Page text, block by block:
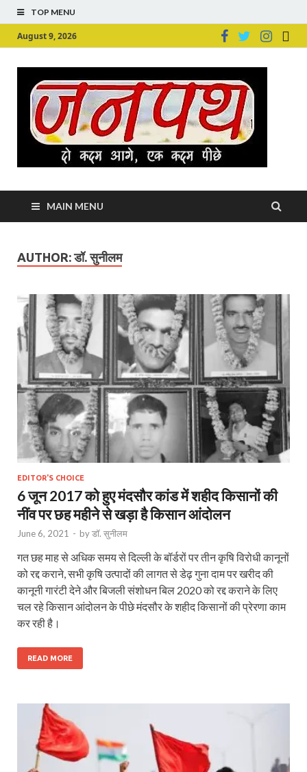
TOP MENU
August 9, 2026
MAIN MENU
AUTHOR:डॉ. सुनीलम
EDITOR'S CHOICE
6 जून 2017 को हुए मंदसौर कांड में शहीद किसानों की
नींव पर छह महीने से खड़ा है किसान आंदोलन
June 6, 2021 - byडॉ. सुनीलम
गत छह माह से अधिक समय से दिल्ली के बॉर्डरों पर तीन कृषि विरोधी कानूनों
को रद्द कराने, सभी कृषि उत्पादों की लागत से डेढ़ गुना दाम पर खरीद की
कानूनी गारंटी देने और बिजली संशोधन बिल 2020 को रद्द कराने के लिए
चल रहे किसान आंदोलन के पीछे मंदसौर के शहीद किसानों की प्रेरणा काम
कर रही है।
READ MORE